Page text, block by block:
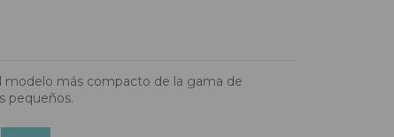
modelo más compacto de la gama de
pequeños.